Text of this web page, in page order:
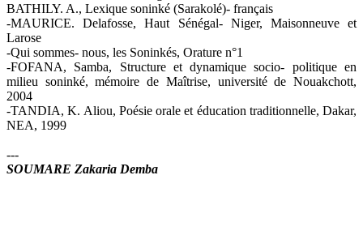
BATHILY. A., Lexique soninké (Sarakolé)- français
-MAURICE. Delafosse, Haut Sénégal- Niger, Maisonneuve et
Larose
-Qui sommes- nous, les Soninkés, Orature n°1
-FOFANA, Samba, Structure et dynamique socio- politique en
milieu soninké, mémoire de Maîtrise, université de Nouakchott,
2004
-TANDIA, K. Aliou, Poésie orale et éducation traditionnelle, Dakar,
NEA, 1999
---
SOUMARE Zakaria Demba